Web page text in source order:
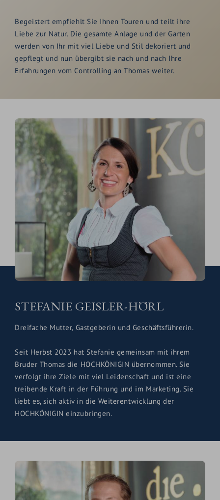
Begeistert empfiehlt Sie Ihnen Touren und teilt ihre
Liebe zur Natur. Die gesamte Anlage und der Garten
werden von Ihr mit viel Liebe und Stil dekoriert und
gepflegt und nun übergibt sie nach und nach Ihre
Erfahrungen vom Controlling an Thomas weiter.
STEFANIE GEISLER-HÖRL
Dreifache Mutter, Gastgeberin und Geschäftsführerin.
Seit Herbst 2023 hat Stefanie gemeinsam mit ihrem
Bruder Thomas die HOCHKÖNIGIN übernommen. Sie
verfolgt ihre Ziele mit viel Leidenschaft und ist eine
treibende Kraft in der Führung und im Marketing. Sie
liebt es, sich aktiv in die Weiterentwicklung der
HOCHKÖNIGIN einzubringen.